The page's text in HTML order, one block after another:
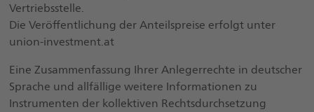
Vertriebsstelle.
Die Veröffentlichung der Anteilspreise erfolgt unter
union-investment.at
Eine Zusammenfassung Ihrer Anlegerrechte in deutscher
Sprache und allfällige weitere Informationen zu
Instrumenten der kollektiven Rechtsdurchsetzung